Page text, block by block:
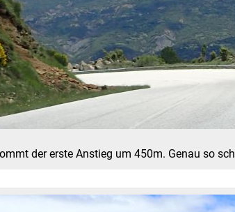
der erste Anstieg um 450m. Genau so